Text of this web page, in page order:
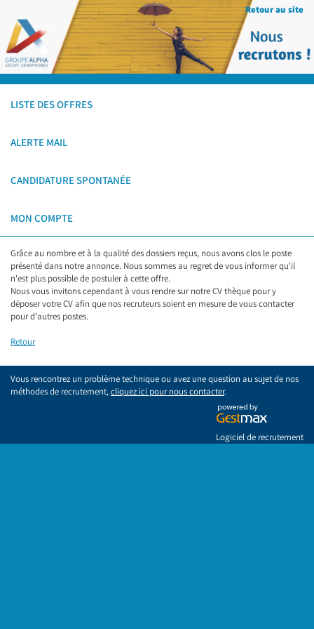
Retour au site
LISTE DES OFFRES
ALERTE MAIL
CANDIDATURE SPONTANÉE
MON COMPTE
Grâce au nombre et à la qualité des dossiers reçus, nous avons clos le poste
présenté dans notre annonce. Nous sommes au regret de vous informer qu'il
n'est plus possible de postuler à cette offre.
Nous vous invitons cependant à vous rendre sur notre CV thèque pour y
déposer votre CV afin que nos recruteurs soient en mesure de vous contacter
pour d'autres postes.
Retour
Vous rencontrez un problème technique ou avez une question au sujet de nos
méthodes de recrutement,cliquez ici pour nous contacter.
Logiciel de recrutement